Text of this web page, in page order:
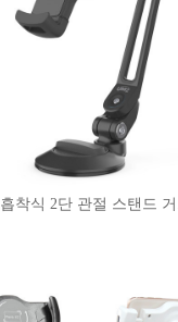
흡착식 2단 관절 스탠드 거..